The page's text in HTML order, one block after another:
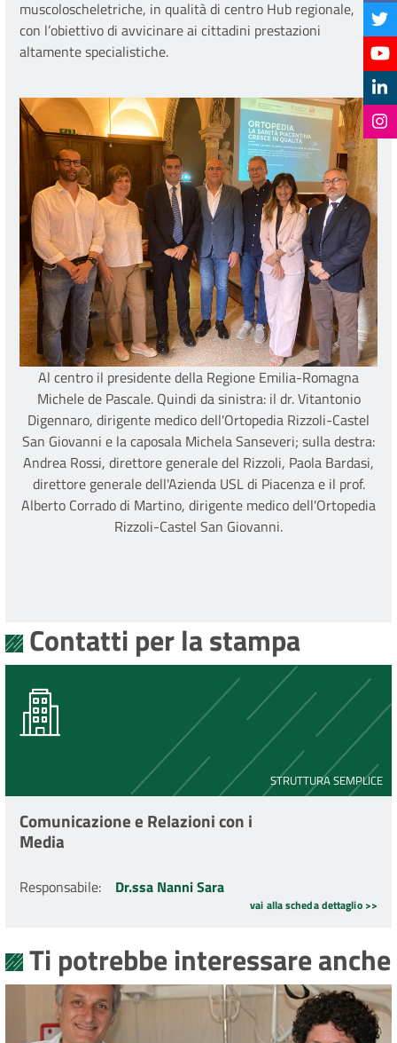
muscoloscheletriche, in qualità di centro Hub regionale,
con l’obiettivo di avvicinare ai cittadini prestazioni
altamente specialistiche.
Al centro il presidente della Regione Emilia-Romagna
Michele de Pascale. Quindi da sinistra: il dr. Vitantonio
Digennaro, dirigente medico dell'Ortopedia Rizzoli-Castel
San Giovanni e la caposala Michela Sanseveri; sulla destra:
Andrea Rossi, direttore generale del Rizzoli, Paola Bardasi,
direttore generale dell'Azienda USL di Piacenza e il prof.
Alberto Corrado di Martino, dirigente medico dell'Ortopedia
Rizzoli-Castel San Giovanni.
Contatti per la stampa
STRUTTURA SEMPLICE
Comunicazione e Relazioni con i
Media
Responsabile: Dr.ssa Nanni Sara
vai alla scheda dettaglio >>
Ti potrebbe interessare anche